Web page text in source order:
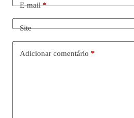
E-mail*
Site
Adicionar comentário *